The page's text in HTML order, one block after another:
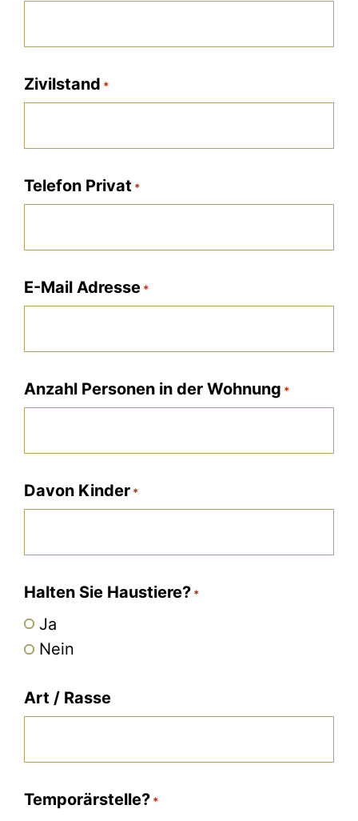
Zivilstand *
Telefon Privat *
E-Mail Adresse *
Anzahl Personen in der Wohnung *
Davon Kinder *
Halten Sie Haustiere? *
Ja
Nein
Art / Rasse
Temporärstelle? *